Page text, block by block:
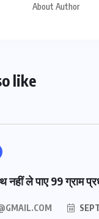
About Author
like
ले पाए 99 ग्राम